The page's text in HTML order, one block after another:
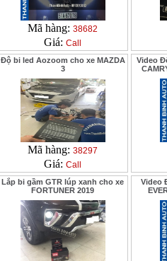
Mã hàng: 38682
Giá: Call
Độ bi led Aozoom cho xe MAZDA
3
Mã hàng: 38297
Giá: Call
Video
Lắp bi gầm GTR lúp xanh cho xe
FORTUNER 2019
Video